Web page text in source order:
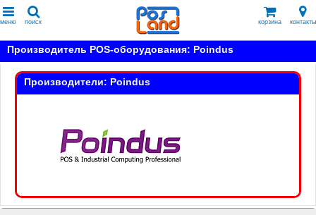
меню поиск корзина контакты
Производитель POS-оборудования: Poindus
Производители: Poindus